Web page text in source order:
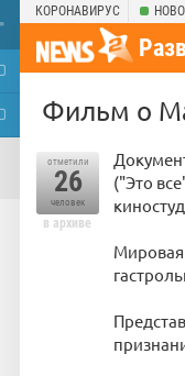
КОРОНАВИРУС
Фильм о
отметили
26
человек
в архиве
("Это
Мировая